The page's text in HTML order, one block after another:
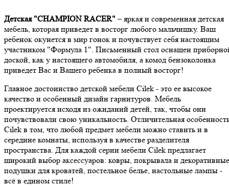
Детская "CHAMPION RACER" – яркая и современная детская
мебель, которая приведет в восторг любого мальчишку. Ваш
ребенок окунется в мир гонок и почувствует себя настоящим
участником "Формула 1". Письменный стол оснащен
доской, как у настоящего автомобиля, а комод бензоколонка
приведет Вас и Вашего ребенка в полный восторг!
Главное достоинство детской мебели Cilek - это ее высокое
качество и особенный дизайн гарнитуров. Мебель
проектируется исходя из ожиданий детей, так, чтобы они
почувствовали свою уникальность. Отличительная
Cilek в том, что любой предмет мебели можно ставить и в
середине комнаты, используя в качестве разделителя
пространства. Для каждой серии мебели Cilek предлагает
широкий выбор аксессуаров: ковры, покрывала и декоративные
подушки для кроватей, постельное белье, настольные лампы -
всё в едином стиле!